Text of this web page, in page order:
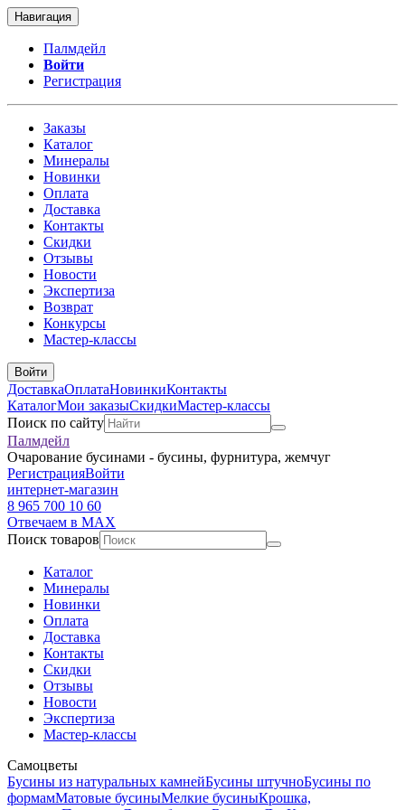
Навигация
Палмдейл
Войти
Регистрация
Заказы
Каталог
Минералы
Новинки
Оплата
Доставка
Контакты
Скидки
Отзывы
Новости
Экспертиза
Возврат
Конкурсы
Мастер-классы
Войти
ДоставкаОплатаНовинкиКонтакты
КаталогМои заказыСкидкиМастер-классы
Поиск по сайту
Палмдейл
Очарование бусинами - бусины, фурнитура, жемчуг
РегистрацияВойти
интернет-магазин
8 965 700 10 60
Отвечаем в MAX
Поиск товаров
Каталог
Минералы
Новинки
Оплата
Доставка
Контакты
Скидки
Отзывы
Новости
Экспертиза
Мастер-классы
Самоцветы
Бусины из натуральных камнейБусины штучноБусины по
формамМатовые бусиныМелкие бусиныКрошка,